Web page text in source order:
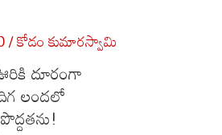
కోడం కుమారస్వామి
దూరంగా
లందలో